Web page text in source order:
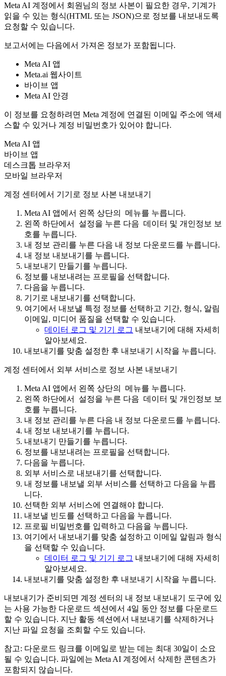
Meta AI 계정에서 회원님의 정보 사본이 필요한 경우, 기계가
읽을 수 있는 형식(HTML 또는 JSON)으로 정보를 내보내도록
요청할 수 있습니다.
보고서에는 다음에서 가져온 정보가 포함됩니다.
Meta AI 앱
Meta.ai 웹사이트
바이브 앱
Meta AI 안경
이 정보를 요청하려면 Meta 계정에 연결된 이메일 주소에 액세
스할 수 있거나 계정 비밀번호가 있어야 합니다.
Meta AI 앱
바이브 앱
데스크톱 브라우저
모바일 브라우저
계정 센터에서 기기로 정보 사본 내보내기
Meta AI 앱에서 왼쪽 상단의 메뉴를 누릅니다.
왼쪽 하단에서
설정을 누른 다음 데이터 및 개인정보 보
호를 누릅니다.
내 정보 관리 를 누른 다음 내 정보 다운로드를 누릅니다.
내 정보 내보내기 를 누릅니다.
내보내기 만들기 를 누릅니다.
정보를 내보내려는 프로필을 선택합니다.
다음을 누릅니다.
기기로 내보내기 를 선택합니다.
여기에서 내보낼 특정 정보를 선택하고 기간, 형식, 알림
이메일, 미디어 품질을 선택할 수 있습니다.
데이터 로그 및 기기 로그 내보내기에 대해 자세히
알아보세요.
내보내기를 맞춤 설정한 후 내보내기 시작을 누릅니다.
계정 센터에서 외부 서비스로 정보 사본 내보내기
Meta AI 앱에서 왼쪽 상단의 메뉴를 누릅니다.
왼쪽 하단에서
설정을 누른 다음 데이터 및 개인정보 보
호를 누릅니다.
내 정보 관리 를 누른 다음 내 정보 다운로드를 누릅니다.
내 정보 내보내기 를 누릅니다.
내보내기 만들기 를 누릅니다.
정보를 내보내려는 프로필을 선택합니다.
다음을 누릅니다.
외부 서비스로 내보내기 를 선택합니다.
내 정보를 내보낼 외부 서비스를 선택하고 다음을 누릅
니다.
선택한 외부 서비스에 연결해야 합니다.
내보낼 빈도를 선택하고 다음을 누릅니다.
프로필 비밀번호를 입력하고 다음을 누릅니다.
여기에서 내보내기를 맞춤 설정하고 이메일 알림과 형식
을 선택할 수 있습니다.
데이터 로그 및 기기 로그 내보내기에 대해 자세히
알아보세요.
내보내기를 맞춤 설정한 후 내보내기 시작을 누릅니다.
내보내기가 준비되면 계정 센터의 내 정보 내보내기 도구에 있
는 사용 가능한 다운로드 섹션에서 4일 동안 정보를 다운로드
할 수 있습니다. 지난 활동 섹션에서 내보내기를 삭제하거나
지난 파일 요청을 조회할 수도 있습니다.
참고: 다운로드 링크를 이메일로 받는 데는 최대 30일이 소요
될 수 있습니다. 파일에는 Meta AI 계정에서 삭제한 콘텐츠가
포함되지 않습니다.